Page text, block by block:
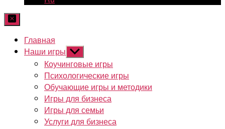
Главная
Наши игры Показывать
подменю
Коучинговые игры
Психологические игры
Обучающие игры и методики
Игры для бизнеса
Игры для семьи
Услуги для бизнеса